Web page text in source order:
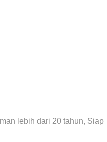
lebih dari 20 tahun, Siap